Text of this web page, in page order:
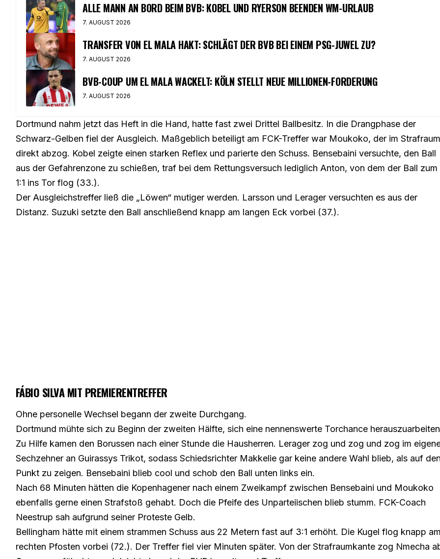
ALLE MANN AN BORD BEIM BVB: KOBEL UND RYERSON BEENDEN WM-URLAUB
7. AUGUST 2026
TRANSFER VON EL MALA HAKT: SCHLÄGT DER BVB BEI EINEM PSG-JUWEL ZU?
7. AUGUST 2026
BVB-COUP UM EL MALA WACKELT: KÖLN STELLT NEUE MILLIONEN-FORDERUNG
7. AUGUST 2026
Dortmund nahm jetzt das Heft in die Hand, hatte fast zwei Drittel Ballbesitz. In die Drangphase der
Schwarz-Gelben fiel der Ausgleich. Maßgeblich beteiligt am FCK-Treffer war Moukoko, der im Strafraum
direkt abzog. Kobel zeigte einen starken Reflex und parierte den Schuss. Bensebaini versuchte, den Ball
aus der Gefahrenzone zu schießen, traf bei dem Rettungsversuch lediglich Anton, von dem der Ball zum
1:1 ins Tor flog (33.).
Der Ausgleichstreffer ließ die „Löwen“ mutiger werden. Larsson und Lerager versuchten es aus der
Distanz. Suzuki setzte den Ball anschließend knapp am langen Eck vorbei (37.).
FÁBIO SILVA MIT PREMIERENTREFFER
Ohne personelle Wechsel begann der zweite Durchgang.
Dortmund mühte sich zu Beginn der zweiten Hälfte, sich eine nennenswerte Torchance
Zu Hilfe kamen den Borussen nach einer Stunde die Hausherren. Lerager zog und zog und zog im
Sechzehner an Guirassys Trikot, sodass Schiedsrichter Makkelie gar keine andere Wahl blieb, als auf
Punkt zu zeigen. Bensebaini blieb cool und schob den Ball unten links ein.
Nach 68 Minuten hätten die Kopenhagener nach einem Zweikampf zwischen Bensebaini und Moukoko
ebenfalls gerne einen Strafstoß gehabt. Doch die Pfeife des Unparteiischen blieb stumm. FCK-Coach
Neestrup sah aufgrund seiner Proteste Gelb.
Bellingham hätte mit einem strammen Schuss aus 22 Metern fast auf 3:1 erhöht. Die Kugel flog knapp
rechten Pfosten vorbei (72.). Der Treffer fiel vier Minuten später. Von der Strafraumkante zog Nmecha